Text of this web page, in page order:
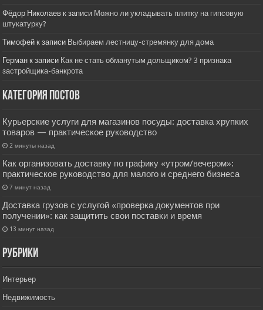
Фёдор Николаев к записи Можно ли укладывать плитку на гипсовую
штукатурку?
Тимофей к записи Выбираем лестницу-стремянку для дома
Герман к записи Как не стать обманутым дольщиком? 3 признака
застройщика-банкрота
Категория постов
Курьерские услуги для магазинов посуды: доставка хрупких
товаров — практическое руководство
2 минуты назад
Как организовать доставку по графику «утром/вечером»:
практическое руководство для малого и среднего бизнеса
7 минут назад
Доставка грузов с услугой «проверка документов при
получении»: как защитить свои поставки и время
13 минут назад
РУбрики
Интерьер
Недвижимость